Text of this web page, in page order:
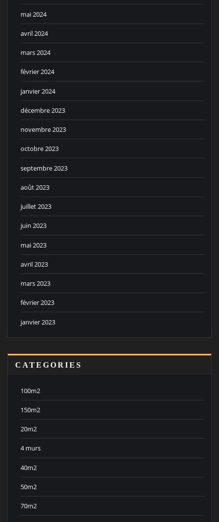
mai 2024
avril 2024
mars 2024
février 2024
janvier 2024
décembre 2023
novembre 2023
octobre 2023
septembre 2023
août 2023
juillet 2023
juin 2023
mai 2023
avril 2023
mars 2023
février 2023
janvier 2023
CATEGORIES
100m2
150m2
20m2
4 murs
40m2
50m2
70m2